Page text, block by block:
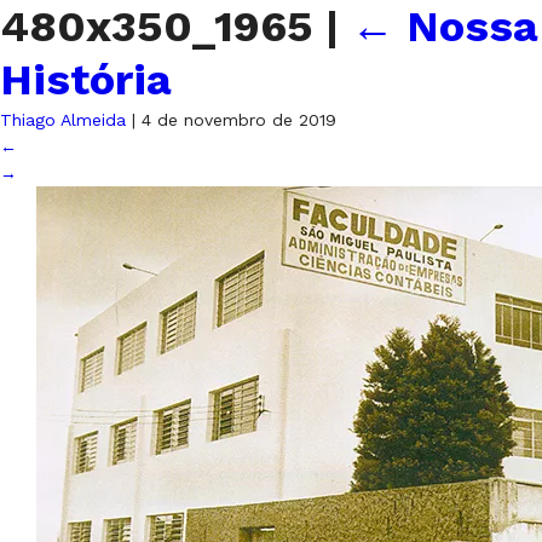
480x350_1965 | ← Nossa
História
Thiago Almeida | 4 de novembro de 2019
←
→